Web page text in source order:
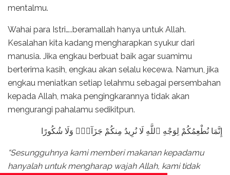
mentalmu.
Wahai para Istri…..beramallah hanya untuk Allah.
Kesalahan kita kadang mengharapkan syukur dari
manusia. Jika engkau berbuat baik agar suamimu
berterima kasih, engkau akan selalu kecewa. Namun, jika
engkau meniatkan setiap lelahmu sebagai persembahan
kepada Allah, maka pengingkarannya tidak akan
mengurangi pahalamu sedikitpun.
إِنَّمَا نُطْعِمُكُمْ لِوَجْهِ ٱللَّهِ لَا نُرِيدُ مِنكُمْ جَزَآءًۭ وَلَا شُكُورًا
“Sesungguhnya kami memberi makanan kepadamu
hanyalah untuk mengharap wajah Allah, kami tidak